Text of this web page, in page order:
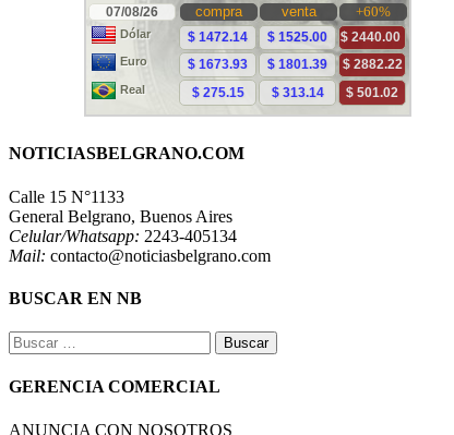
NOTICIASBELGRANO.COM
Calle 15 N°1133
General Belgrano, Buenos Aires
Celular/Whatsapp: 2243-405134
Mail: contacto@noticiasbelgrano.com
BUSCAR EN NB
Buscar:
GERENCIA COMERCIAL
ANUNCIA CON NOSOTROS